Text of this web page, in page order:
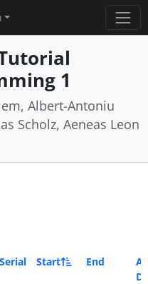
1
Albert-Antoniu
Scholz, Aeneas Leon
Serial Start End
All